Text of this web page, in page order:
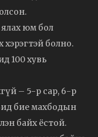
юм бол
хэрэгтэй болно.
100 хувь
– 5-р сар, 6-р
бие махбодын
байх ёстой.